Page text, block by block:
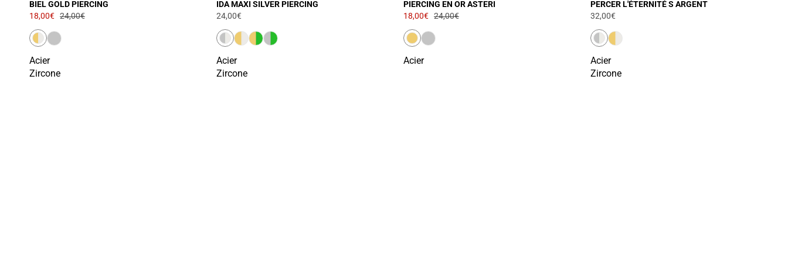
BIEL GOLD PIERCING
18,00€ 24,00€
Acier
Zircone
IDA MAXI SILVER PIERCING
24,00€
Acier
Zircone
PIERCING EN OR ASTERI
18,00€ 24,00€
Acier
PERCER L'ÉTERNITÉ S ARGENT
32,00€
Acier
Zircone